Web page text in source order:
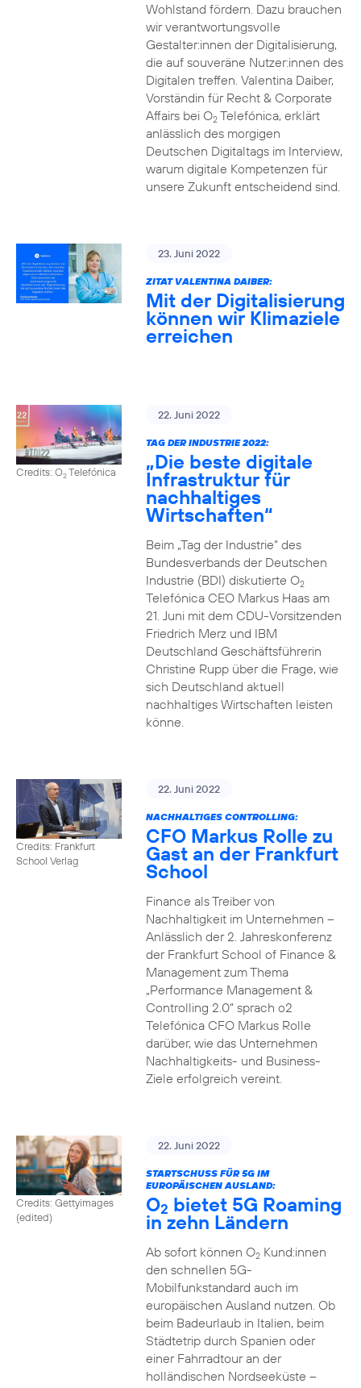
Wohlstand fördern. Dazu brauchen
wir verantwortungsvolle
Gestalter:innen der Digitalisierung,
die auf souveräne Nutzer:innen des
Digitalen treffen. Valentina Daiber,
Vorständin für Recht & Corporate
Affairs bei O2Telefónica, erklärt
anlässlich des morgigen
Deutschen Digitaltags im Interview,
warum digitale Kompetenzen für
unsere Zukunft entscheidend sind.
23. Juni 2022
ZITAT VALENTINA DAIBER:
Mit der Digitalisierung
können wir Klimaziele
erreichen
Credits: O2Telefónica
22. Juni 2022
TAG DER INDUSTRIE 2022:
„Die beste digitale
Infrastruktur für
nachhaltiges
Wirtschaften“
Beim „Tag der Industrie“ des
Bundesverbands der Deutschen
Industrie (BDI) diskutierte O2
Telefónica CEO Markus Haas am
21. Juni mit dem CDU-Vorsitzenden
Friedrich Merz und IBM
Deutschland Geschäftsführerin
Christine Rupp über die Frage, wie
sich Deutschland aktuell
nachhaltiges Wirtschaften leisten
könne.
Credits: Frankfurt
School Verlag
22. Juni 2022
NACHHALTIGES CONTROLLING:
CFO Markus Rolle zu
Gast an der Frankfurt
School
Finance als Treiber von
Nachhaltigkeit im Unternehmen –
Anlässlich der 2. Jahreskonferenz
der Frankfurt School of Finance &
Management zum Thema
„Performance Management &
Controlling 2.0“ sprach o2
Telefónica CFO Markus Rolle
darüber, wie das Unternehmen
Nachhaltigkeits- und Business-
Ziele erfolgreich vereint.
Credits: Gettyimages
(edited)
22. Juni 2022
STARTSCHUSS FÜR 5G IM
EUROPÄISCHEN AUSLAND:
O2 bietet 5G Roaming
in zehn Ländern
Ab sofort können O2Kund:innen
den schnellen 5G-
Mobilfunkstandard auch im
europäischen Ausland nutzen. Ob
beim Badeurlaub in Italien, beim
Städtetrip durch Spanien oder
einer Fahrradtour an der
holländischen Nordseeküste –